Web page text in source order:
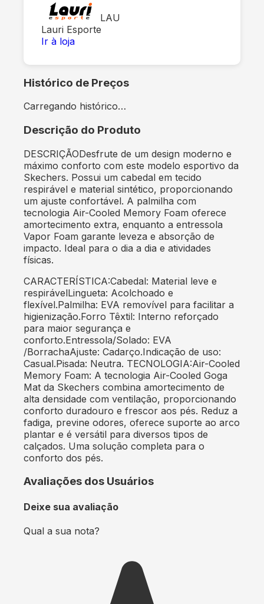
LAU
Lauri Esporte
Ir à loja
Histórico de Preços
Carregando histórico…
Descrição do Produto
DESCRIÇÃODesfrute de um design moderno e
máximo conforto com este modelo esportivo da
Skechers. Possui um cabedal em tecido
respirável e material sintético, proporcionando
um ajuste confortável. A palmilha com
tecnologia Air-Cooled Memory Foam oferece
amortecimento extra, enquanto a entressola
Vapor Foam garante leveza e absorção de
impacto. Ideal para o dia a dia e atividades
físicas.
CARACTERÍSTICA:Cabedal: Material leve e
respirávelLingueta: Acolchoado e
flexível.Palmilha: EVA removível para facilitar a
higienização.Forro Têxtil: Interno reforçado
para maior segurança e
conforto.Entressola/Solado: EVA
/BorrachaAjuste: Cadarço.Indicação de uso:
Casual.Pisada: Neutra. TECNOLOGIA:Air-Cooled
Memory Foam: A tecnologia Air-Cooled Goga
Mat da Skechers combina amortecimento de
alta densidade com ventilação, proporcionando
conforto duradouro e frescor aos pés. Reduz a
fadiga, previne odores, oferece suporte ao arco
plantar e é versátil para diversos tipos de
calçados. Uma solução completa para o
conforto dos pés.
Avaliações dos Usuários
Deixe sua avaliação
Qual a sua nota?